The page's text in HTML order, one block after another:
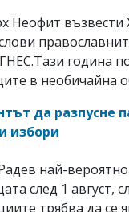
Неофит възвести
година
в необичайна
да разпусне
избори
най-
след 1 август,
трябва да се